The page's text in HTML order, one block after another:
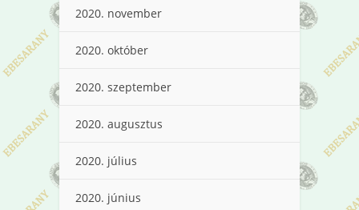
2020. november
2020. október
2020. szeptember
2020. augusztus
2020. július
2020. június